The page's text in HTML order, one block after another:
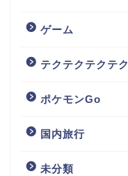
ゲーム
テクテクテクテク
ポケモンGo
国内旅行
未分類